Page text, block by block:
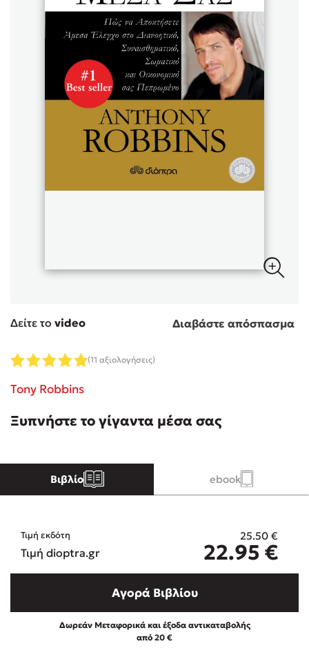
Sebastian Fitzek
Playlist
Ιωάννης Γλωσσόπουλος
Πάνω, κάτω, μπροστά, πίσω
Δείτε το video Διαβάστε απόσπασμα
(11 αξιολογήσεις)
Tony Robbins
Ξυπνήστε το γίγαντα μέσα σας
Βιβλίο ebook
Τιμή εκδότη 25.50 €
Τιμή dioptra.gr 22.95 €
Αγορά Βιβλίου
Δωρεάν Μεταφορικά και έξοδα αντικαταβολής
από 20 €